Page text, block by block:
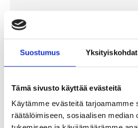
Suostumus Yksityiskohdat
Tämä sivusto käyttää evästeitä
Käytämme evästeitä tarjoamamme
räätälöimiseen, sosiaalisen median
Se rutten på kartan